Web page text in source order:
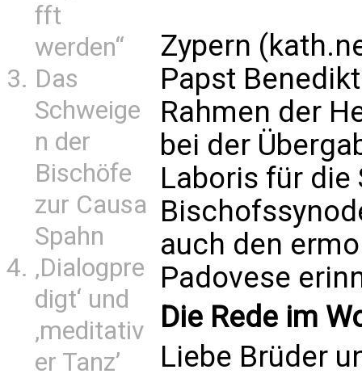
fft
werden“
Das
Schweige
n der
Bischöfe
zur Causa
Spahn
‚Dialogpre
digt‘ und
‚meditativ
er Tanz’
Zypern
Papst
Rahmen der
bei der
Laboris für die
auch den
Padovese
Die Rede im
Liebe Brüder